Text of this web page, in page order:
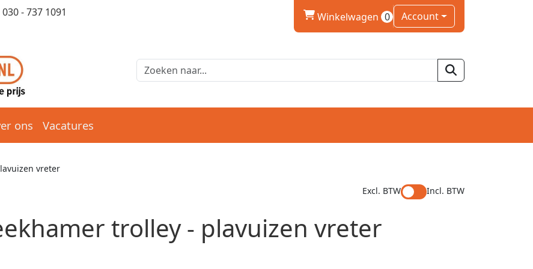
030 - 737 1091 winkelwagen
Winkelwagen 0 Account
ons Vacatures
vreter
Excl. BTW
Incl. BTW
trolley - plavuizen vreter